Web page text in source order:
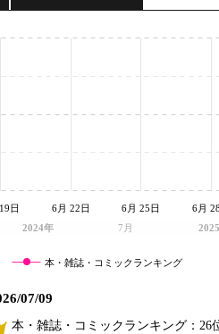
2024年 7月
日 6月 22日 6月 25日 6月
本・雑誌・コミックランキング
07/09
本・雑誌・コミックランキング：26